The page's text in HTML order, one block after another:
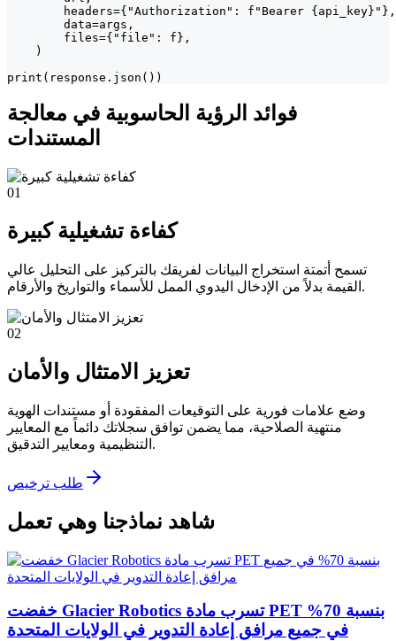
        headers={"Authorization": f"Bearer {api_key}"},
        data=args,
        files={"file": f},
    )
print(response.json())
فوائد الرؤية الحاسوبية في معالجة
المستندات
01
كفاءة تشغيلية كبيرة
تسمح أتمتة استخراج البيانات لفريقك بالتركيز على التحليل عالي
القيمة بدلاً من الإدخال اليدوي الممل للأسماء والتواريخ والأرقام.
02
تعزيز الامتثال والأمان
وضع علامات فورية على التوقيعات المفقودة أو مستندات الهوية
منتهية الصلاحية، مما يضمن توافق سجلاتك دائماً مع المعايير
التنظيمية ومعايير التدقيق.
طلب ترخيص
شاهد نماذجنا وهي تعمل
خفضت Glacier Robotics تسرب مادة PET بنسبة 70%
في جميع مرافق إعادة التدوير في الولايات المتحدة